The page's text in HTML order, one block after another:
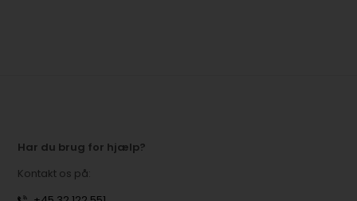
Har du brug for hjælp?
Kontakt os på: